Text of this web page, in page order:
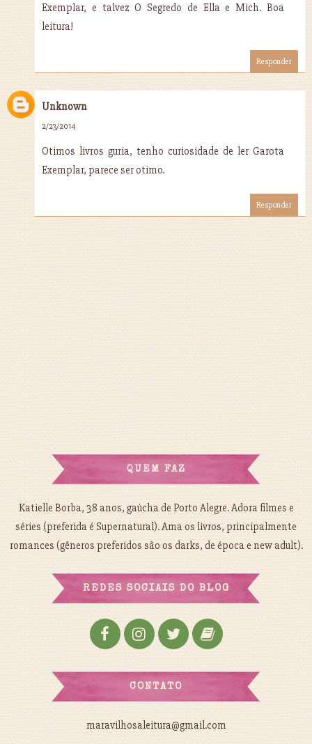
Exemplar, e talvez O Segredo de Ella e Mich. Boa
leitura!
Responder
Unknown
2/23/2014
Otimos livros guria, tenho curiosidade de ler Garota
Exemplar, parece ser otimo.
Responder
QUEM FAZ
Katielle Borba, 38 anos, gaúcha de Porto Alegre. Adora filmes e
séries (preferida é Supernatural). Ama os livros, principalmente
romances (gêneros preferidos são os darks, de época e new adult).
REDES SOCIAIS DO BLOG
CONTATO
maravilhosaleitura@gmail.com